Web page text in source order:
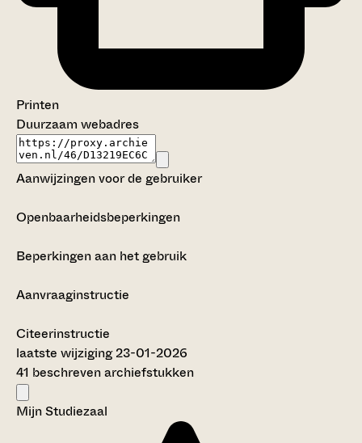
Printen
Duurzaam webadres
Aanwijzingen voor de gebruiker
Openbaarheidsbeperkingen
Beperkingen aan het gebruik
Aanvraaginstructie
Citeerinstructie
laatste wijziging 23-01-2026
41 beschreven archiefstukken
Mijn Studiezaal